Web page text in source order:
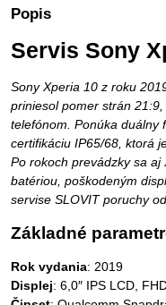
Popis
Servis Sony
Sony Xperia 10 z roku
priniesol pomer strán
telefónom. Ponúka duálny
certifikáciu IP65/68, ktorá
Po rokoch prevádzky sa
batériou, poškodeným
servise SLOVIT poruchy
Základné
Rok vydania: 2019
Displej: 6,0″ IPS LCD,